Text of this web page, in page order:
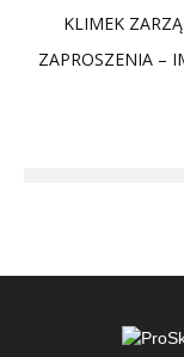
KLIMEK
ZAPROSZENIA –